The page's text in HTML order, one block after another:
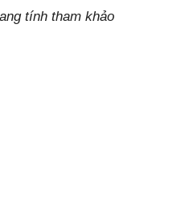
tính tham khảo